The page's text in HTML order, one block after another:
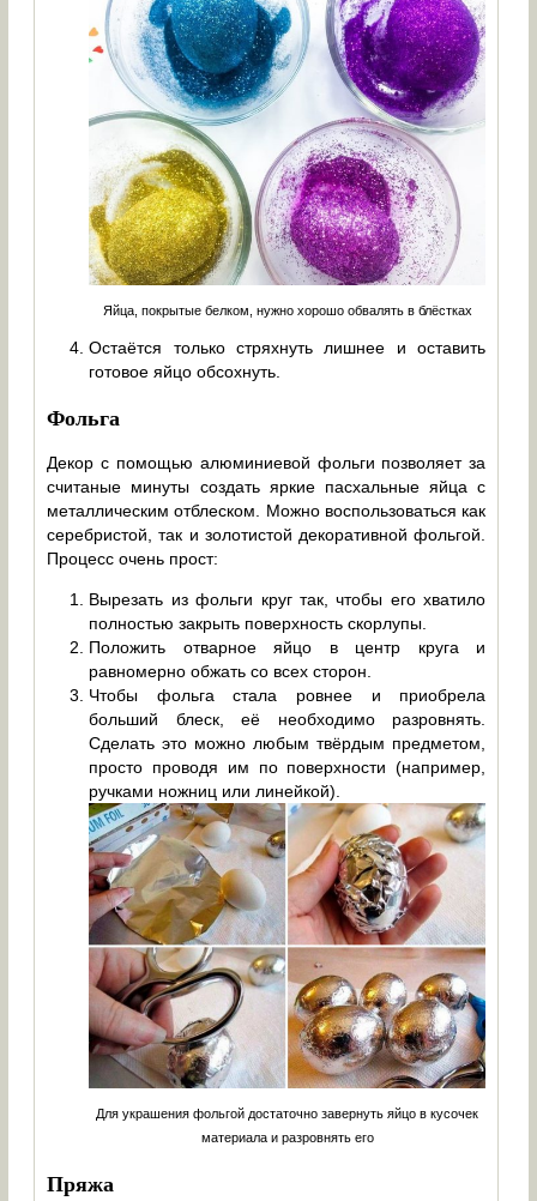
Яйца, покрытые белком, нужно хорошо обвалять в блёстках
Остаётся только стряхнуть лишнее и оставить
готовое яйцо обсохнуть.
Фольга
Декор с помощью алюминиевой фольги позволяет за
считаные минуты создать яркие пасхальные яйца с
металлическим отблеском. Можно воспользоваться как
серебристой, так и золотистой декоративной фольгой.
Процесс очень прост:
Вырезать из фольги круг так, чтобы его хватило
полностью закрыть поверхность скорлупы.
Положить отварное яйцо в центр круга и
равномерно обжать со всех сторон.
Чтобы фольга стала ровнее и приобрела
больший блеск, её необходимо разровнять.
Сделать это можно любым твёрдым предметом,
просто проводя им по поверхности (например,
ручками ножниц или линейкой).
Для украшения фольгой достаточно завернуть яйцо в кусочек
материала и разровнять его
Пряжа